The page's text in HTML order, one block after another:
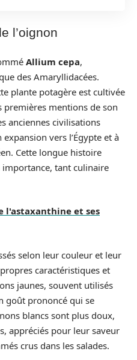
l’oignon
Allium cepa,
des Amaryllidacées.
plante potagère est cultivée
premières mentions de son
anciennes civilisations
vers l’Égypte et à
Cette longue histoire
tant culinaire
l'astaxanthine et ses
selon leur couleur et leur
caractéristiques et
jaunes, souvent utilisés
goût prononcé qui se
blancs sont plus doux,
appréciés pour leur saveur
crus dans les salades.